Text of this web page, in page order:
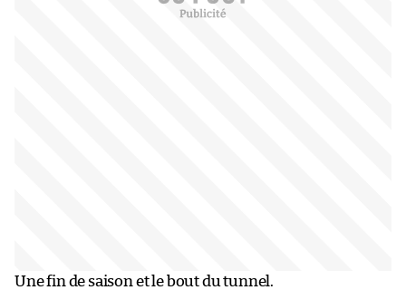
Une fin de saison et le bout du tunnel.